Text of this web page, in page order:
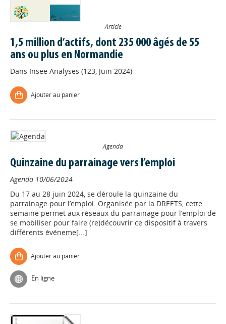
Article
1,5 million d’actifs, dont 235 000 âgés de 55
ans ou plus en Normandie
Dans Insee Analyses (123, Juin 2024)
Ajouter au panier
Agenda
Quinzaine du parrainage vers l’emploi
Agenda 10/06/2024
Du 17 au 28 juin 2024, se déroule la quinzaine du
parrainage pour l’emploi. Organisée par la DREETS, cette
semaine permet aux réseaux du parrainage pour l’emploi de
se mobiliser pour faire (re)découvrir ce dispositif à travers
différents événeme[...]
Ajouter au panier
En ligne